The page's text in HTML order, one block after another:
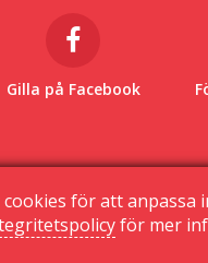
Gilla på Facebook
för att
för mer